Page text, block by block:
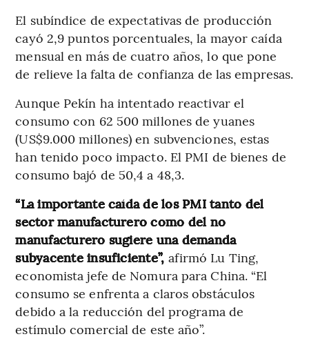
El subíndice de expectativas de producción
cayó 2,9 puntos porcentuales, la mayor caída
mensual en más de cuatro años, lo que pone
de relieve la falta de confianza de las empresas.
Aunque Pekín ha intentado reactivar el
consumo con 62 500 millones de yuanes
(US$9.000 millones) en subvenciones, estas
han tenido poco impacto. El PMI de bienes de
consumo bajó de 50,4 a 48,3.
“La importante caída de los PMI tanto del
sector manufacturero como del no
manufacturero sugiere una demanda
subyacente insuficiente”, afirmó Lu Ting,
economista jefe de Nomura para China. “El
consumo se enfrenta a claros obstáculos
debido a la reducción del programa de
estímulo comercial de este año”.